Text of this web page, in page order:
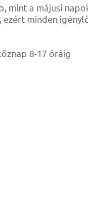
mint a májusi
minden
8-17 óráig